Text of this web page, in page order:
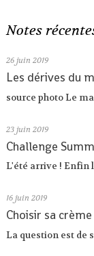
Notes
26 juin 2019
Les dérives du
source photo Le
23 juin 2019
Challenge
L'été arrive ! Enfin
16 juin 2019
Choisir sa
La question est de